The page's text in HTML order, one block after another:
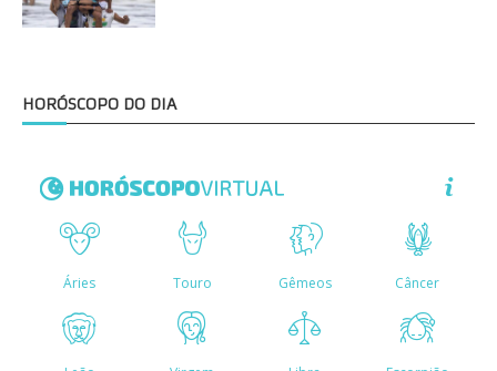
HORÓSCOPO DO DIA